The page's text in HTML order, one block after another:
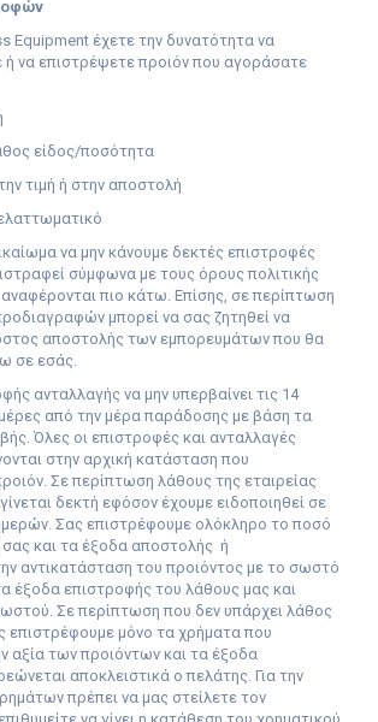
Equipment έχετε την δυνατότητα να
ή να επιστρέψετε προιόν που αγοράσατε
είδος/ποσότητα
τιμή ή στην αποστολή
να μην κάνουμε δεκτές επιστροφές
σύμφωνα με τους όρους πολιτικής
πιο κάτω. Επίσης, σε περίπτωση
μπορεί να σας ζητηθεί να
αποστολής των εμπορευμάτων που θα
σε εσάς.
ανταλλαγής να μην υπερβαίνει τις 14
από την μέρα παράδοσης με βάση τα
Όλες οι επιστροφές και ανταλλαγές
στην αρχική κατάσταση που
Σε περίπτωση λάθους της εταιρείας
δεκτή εφόσον έχουμε ειδοποιηθεί σε
Σας επιστρέφουμε ολόκληρο το ποσό
και τα έξοδα αποστολής ή
αντικατάσταση του προιόντος με το σωστό
έξοδα επιστροφής του λάθους μας και
Σε περίπτωση που δεν υπάρχει λάθος
επιστρέφουμε μόνο τα χρήματα που
αξία των προιόντων και τα έξοδα
αποκλειστικά ο πελάτης. Για την
πρέπει να μας στείλετε τον